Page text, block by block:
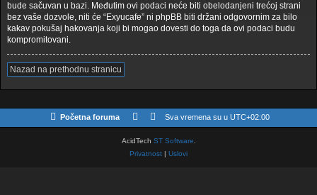
bude sačuvan u bazi. Međutim ovi podaci neće biti obelodanjeni trećoj strani
bez vaše dozvole, niti će “Exyucafe” ni phpBB biti držani odgovornim za bilo
kakav pokušaj hakovanja koji bi mogao dovesti do toga da ovi podaci budu
kompromitovani.
Nazad na prethodnu stranicu
Početna foruma Sva vremena su u UTC+02:00
AcidTech ST Software
Privatnost | Uslovi